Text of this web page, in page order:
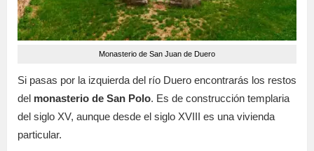
Monasterio de San Juan de Duero
Si pasas por la izquierda del río Duero encontrarás los restos
del monasterio de San Polo. Es de construcción templaria
del siglo XV, aunque desde el siglo XVIII es una vivienda
particular.